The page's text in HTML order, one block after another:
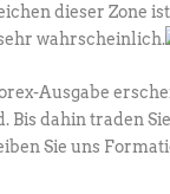
dieser Zone
wahrscheinlich.
Ausgabe
Bis dahin traden
Sie uns